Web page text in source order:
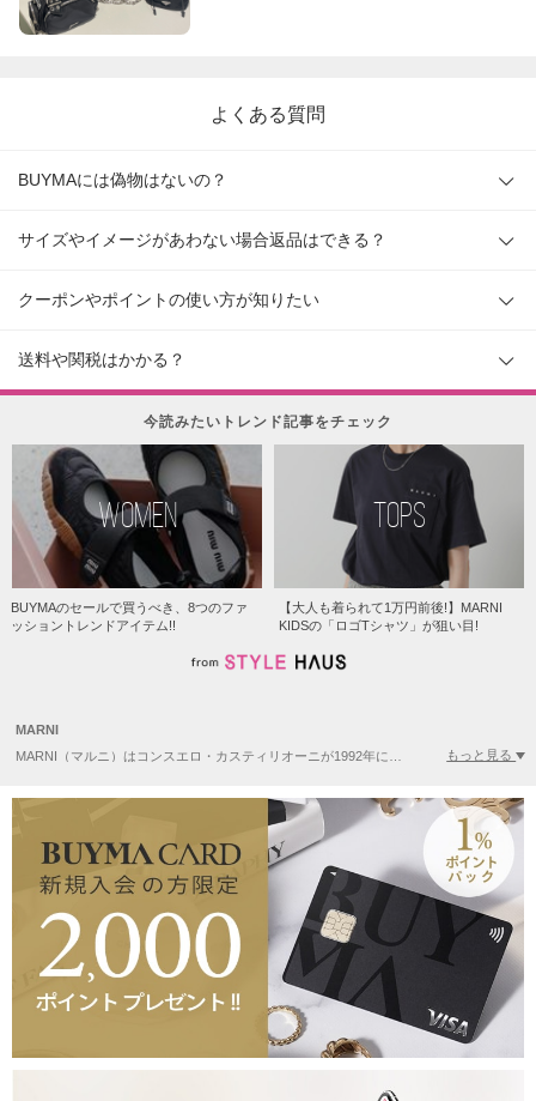
よくある質問
BUYMAには偽物はないの？
サイズやイメージがあわない場合返品はできる？
クーポンやポイントの使い方が知りたい
送料や関税はかかる？
今読みたいトレンド記事をチェック
WOMEN
BUYMAのセールで買うべき、8つのファ
ッショントレンドアイテム!!
TOPS
【大人も着られて1万円前後!】MARNI
KIDSの「ロゴTシャツ」が狙い目!
MARNI
もっと見る